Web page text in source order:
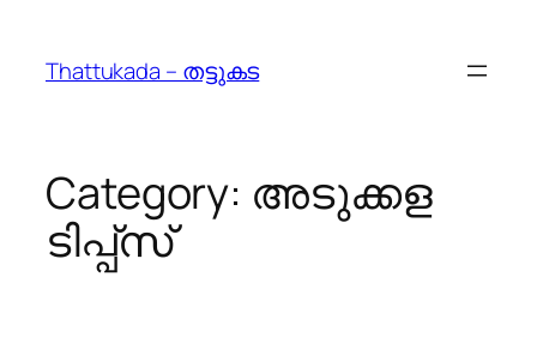
content
Thattukada – തട്ടുകട
Category: അടുക്കള
ടിപ്പ്സ്